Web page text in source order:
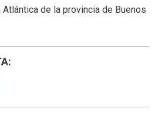
de la provincia de Buenos